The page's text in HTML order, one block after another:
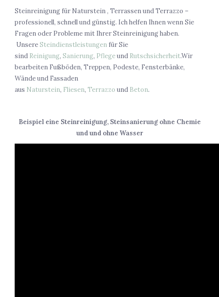
Steinreinigung für Naturstein , Terrassen und Terrazzo –
professionell, schnell und günstig. Ich helfen Ihnen wenn Sie
Fragen oder Probleme mit Ihrer Steinreinigung haben.
UnsereSteindienstleistungenfür Sie
sind Reinigung, Sanierung, Pflegeund Rutschsicherheit.Wir
bearbeiten Fußböden, Treppen, Podeste, Fensterbänke,
Wände und Fassaden
aus Naturstein, Fliesen, Terrazzo und Beton.
Beispiel eine Steinreinigung, Steinsanierung ohne Chemie
und und ohne Wasser